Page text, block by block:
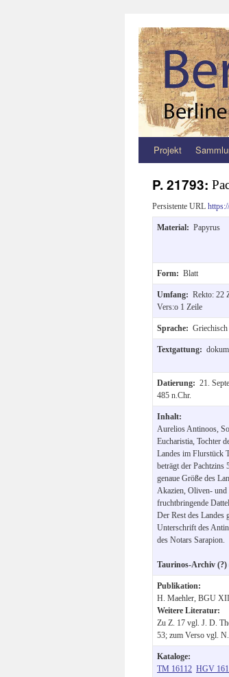
Zum
springen
Projekt
P. 21793:
Persistente URL
Material: Papyrus
Form: Blatt
Umfang: Rekto: 22
Vers:o 1 Zeile
Sprache: Griechisch
Textgattung:
Datierung: 21.
485 n.Chr.
Inhalt:
Aurelios Antinoos,
Eucharistia, Tochter
Landes im Flurstück
beträgt der Pachtzins
genaue Größe des
Akazien, Oliven- und
fruchtbringende
Der Rest des Landes
Unterschrift des
des Notars Sarapion.
Taurinos-Archiv (?)
Publikation:
H. Maehler, BGU
Weitere Literatur:
Zu Z. 17 vgl. J. D.
53; zum Verso vgl.
Kataloge:
TM 16112 HGV